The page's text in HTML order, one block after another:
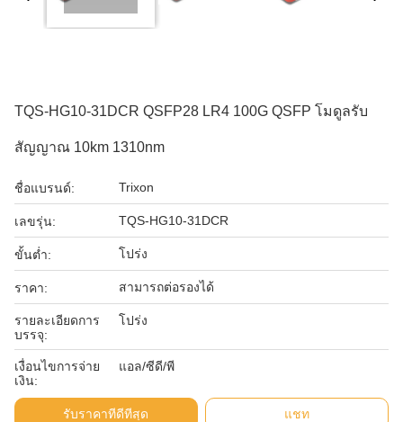
TQS-HG10-31DCR QSFP28 LR4 100G QSFP โมดูลรับ
สัญญาณ 10km 1310nm
ชื่อแบรนด์: Trixon
เลขรุ่น: TQS-HG10-31DCR
ขั้นต่ำ: โปร่ง
ราคา: สามารถต่อรองได้
รายละเอียดการ
บรรจุ:
โปร่ง
เงื่อนไขการจ่าย
เงิน:
แอล/ซีดี/พี
รับราคาที่ดีที่สุด แชท